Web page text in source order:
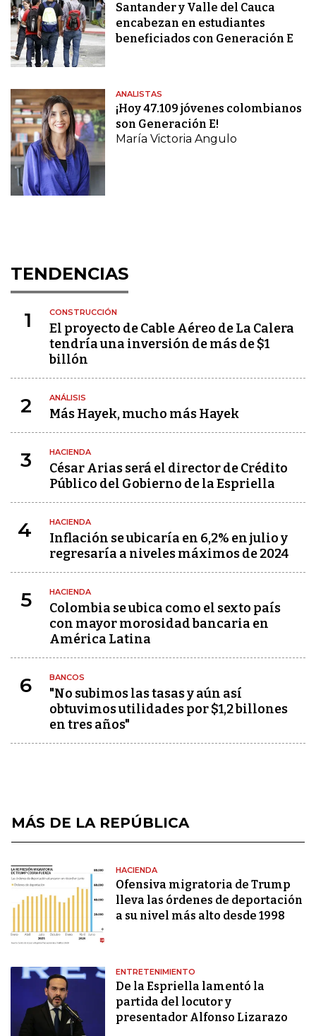
Santander y Valle del Cauca
encabezan en estudiantes
beneficiados con Generación E
ANALISTAS
¡Hoy 47.109 jóvenes colombianos
son Generación E!
María Victoria Angulo
TENDENCIAS
1 CONSTRUCCIÓN
El proyecto de Cable Aéreo de La Calera
tendría una inversión de más de $1
billón
2 ANÁLISIS
Más Hayek, mucho más Hayek
3 HACIENDA
César Arias será el director de Crédito
Público del Gobierno de la Espriella
4 HACIENDA
Inflación se ubicaría en 6,2% en julio y
regresaría a niveles máximos de 2024
5 HACIENDA
Colombia se ubica como el sexto país
con mayor morosidad bancaria en
América Latina
6 BANCOS
"No subimos las tasas y aún así
obtuvimos utilidades por $1,2 billones
en tres años"
MÁS DE LA REPÚBLICA
HACIENDA
Ofensiva migratoria de Trump
lleva las órdenes de deportación
a su nivel más alto desde 1998
ENTRETENIMIENTO
De la Espriella lamentó la
partida del locutor y
presentador Alfonso Lizarazo